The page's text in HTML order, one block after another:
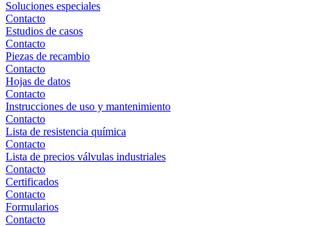
Soluciones especiales
Contacto
Estudios de casos
Contacto
Piezas de recambio
Contacto
Hojas de datos
Contacto
Instrucciones de uso y mantenimiento
Contacto
Lista de resistencia química
Contacto
Lista de precios válvulas industriales
Contacto
Certificados
Contacto
Formularios
Contacto